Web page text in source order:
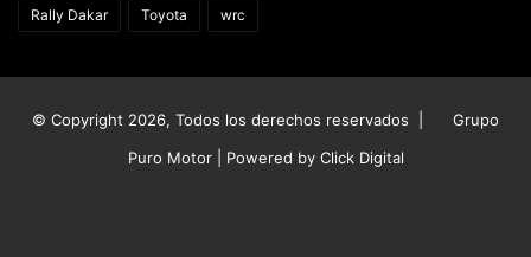
Rally Dakar Toyota wrc
© Copyright 2026, Todos los derechos reservados |
Grupo
Puro Motor | Powered by Click Digital